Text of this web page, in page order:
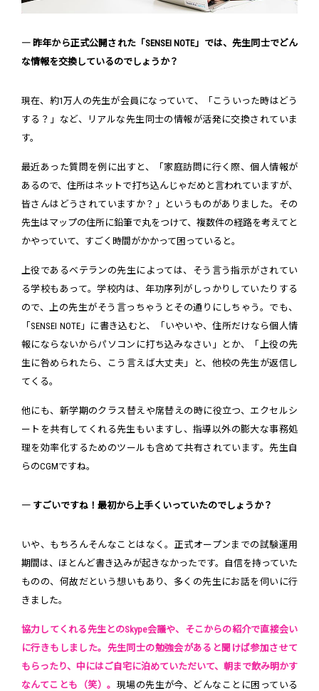
― 昨年から正式公開された「SENSEI NOTE」では、先生同士でどん
な情報を交換しているのでしょうか？
現在、約1万人の先生が会員になっていて、「こういった時はどう
する？」など、リアルな先生同士の情報が活発に交換されていま
す。
最近あった質問を例に出すと、「家庭訪問に行く際、個人情報が
あるので、住所はネットで打ち込んじゃだめと言われていますが、
皆さんはどうされていますか？」というものがありました。その
先生はマップの住所に鉛筆で丸をつけて、複数件の経路を考えてと
かやっていて、すごく時間がかかって困っていると。
上役であるベテランの先生によっては、そう言う指示がされてい
る学校もあって。学校内は、年功序列がしっかりしていたりする
ので、上の先生がそう言っちゃうとその通りにしちゃう。でも、
「SENSEI NOTE」に書き込むと、「いやいや、住所だけなら個人情
報にならないからパソコンに打ち込みなさい」とか、「上役の先
生に咎められたら、こう言えば大丈夫」と、他校の先生が返信し
てくる。
他にも、新学期のクラス替えや席替えの時に役立つ、エクセルシ
ートを共有してくれる先生もいますし、指導以外の膨大な事務処
理を効率化するためのツールも含めて共有されています。先生自
らのCGMですね。
― すごいですね！最初から上手くいっていたのでしょうか？
いや、もちろんそんなことはなく。正式オープンまでの試験運用
期間は、ほとんど書き込みが起きなかったです。自信を持っていた
ものの、何故だという想いもあり、多くの先生にお話を伺いに行
きました。
協力してくれる先生とのSkype会議や、そこからの紹介で直接会い
に行きもしました。先生同士の勉強会があると聞けば参加させて
もらったり、中にはご自宅に泊めていただいて、朝まで飲み明かす
なんてことも（笑）。 現場の先生が今、どんなことに困っている